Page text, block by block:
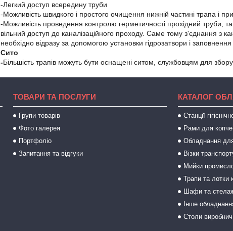
-Легкий доступ всередину труби
-Можливість швидкого і простого очищення нижній частині трапа і
-Можливість проведення контролю герметичності прохідний труби,
вільний доступ до каналізаційного проходу. Саме тому з'єднання з
необхідно відразу за допомогою установки гідрозатвори і
Сито
-Більшість трапів можуть бути оснащені ситом, службовцям для збору
ТОВАРИ ТА ПОСЛУГИ
Групи товарів
Фото галерея
Портфоліо
Запитання та відгуки
КАТАЛОГ
Станції
Рами для
Обладнання
Візки
Мийки
Трапи та лотки
Шафи та
Інше
Столи виробничі